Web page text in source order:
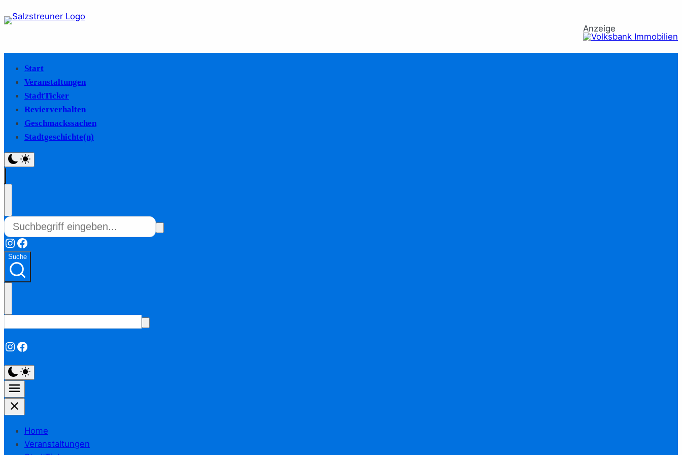
Anzeige
Start
Veranstaltungen
StadtTicker
Revierverhalten
Geschmackssachen
Stadtgeschichte(n)
Instagram
Facebook
Suche
Instagram
Facebook
Home
Veranstaltungen